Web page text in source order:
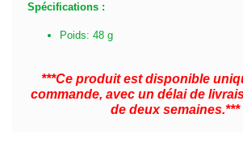
Spécifications :
Poids: 48 g
***Ce produit est disponible
commande, avec un délai de
de deux semaines.***